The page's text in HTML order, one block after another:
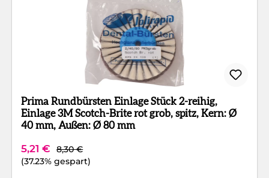
Prima Rundbürsten Einlage Stück 2-reihig,
Einlage 3M Scotch-Brite rot grob, spitz, Kern: Ø
40 mm, Außen: Ø 80 mm
Verkaufspreis:
5,21 € Regulärer Preis:
8,30 €
(37.23% gespart)